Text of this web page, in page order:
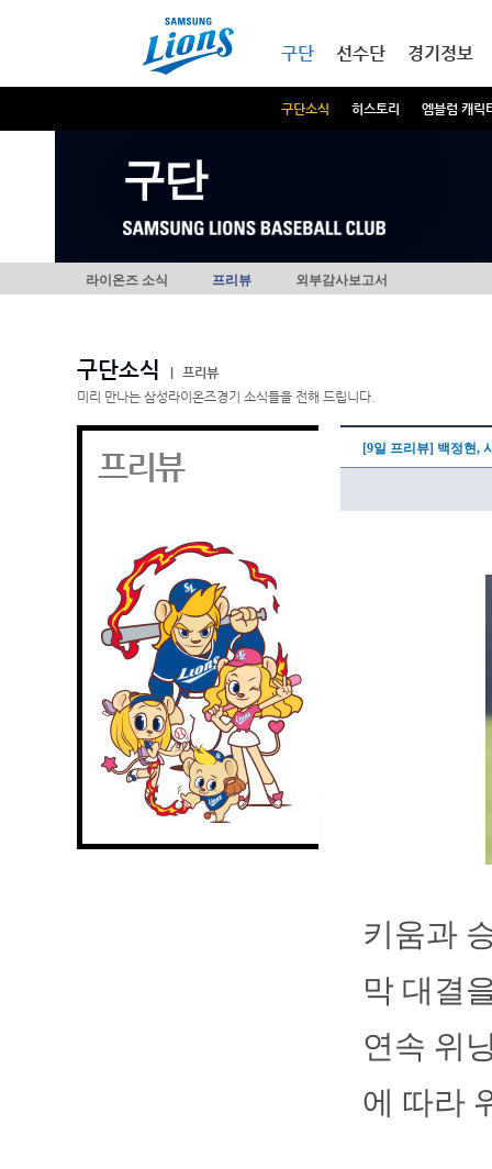
구단
구단소식 히스토리 엠블럼 캐릭
선수단 경기정보
구단
라이온즈 소식 프리뷰 외부감사보고서
구단소식
프리뷰
미리 만나는 삼성라이온즈경기 소식들을 전해 드립니다.
프리뷰 [9일 프리뷰] 백정현,
키움과
막 대결
연속 위
에 따라